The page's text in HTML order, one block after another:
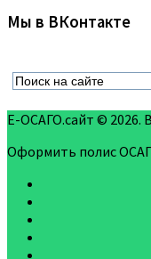
Мы в ВКонтакте
Е-ОСАГО.сайт © 2026.
Оформить полис